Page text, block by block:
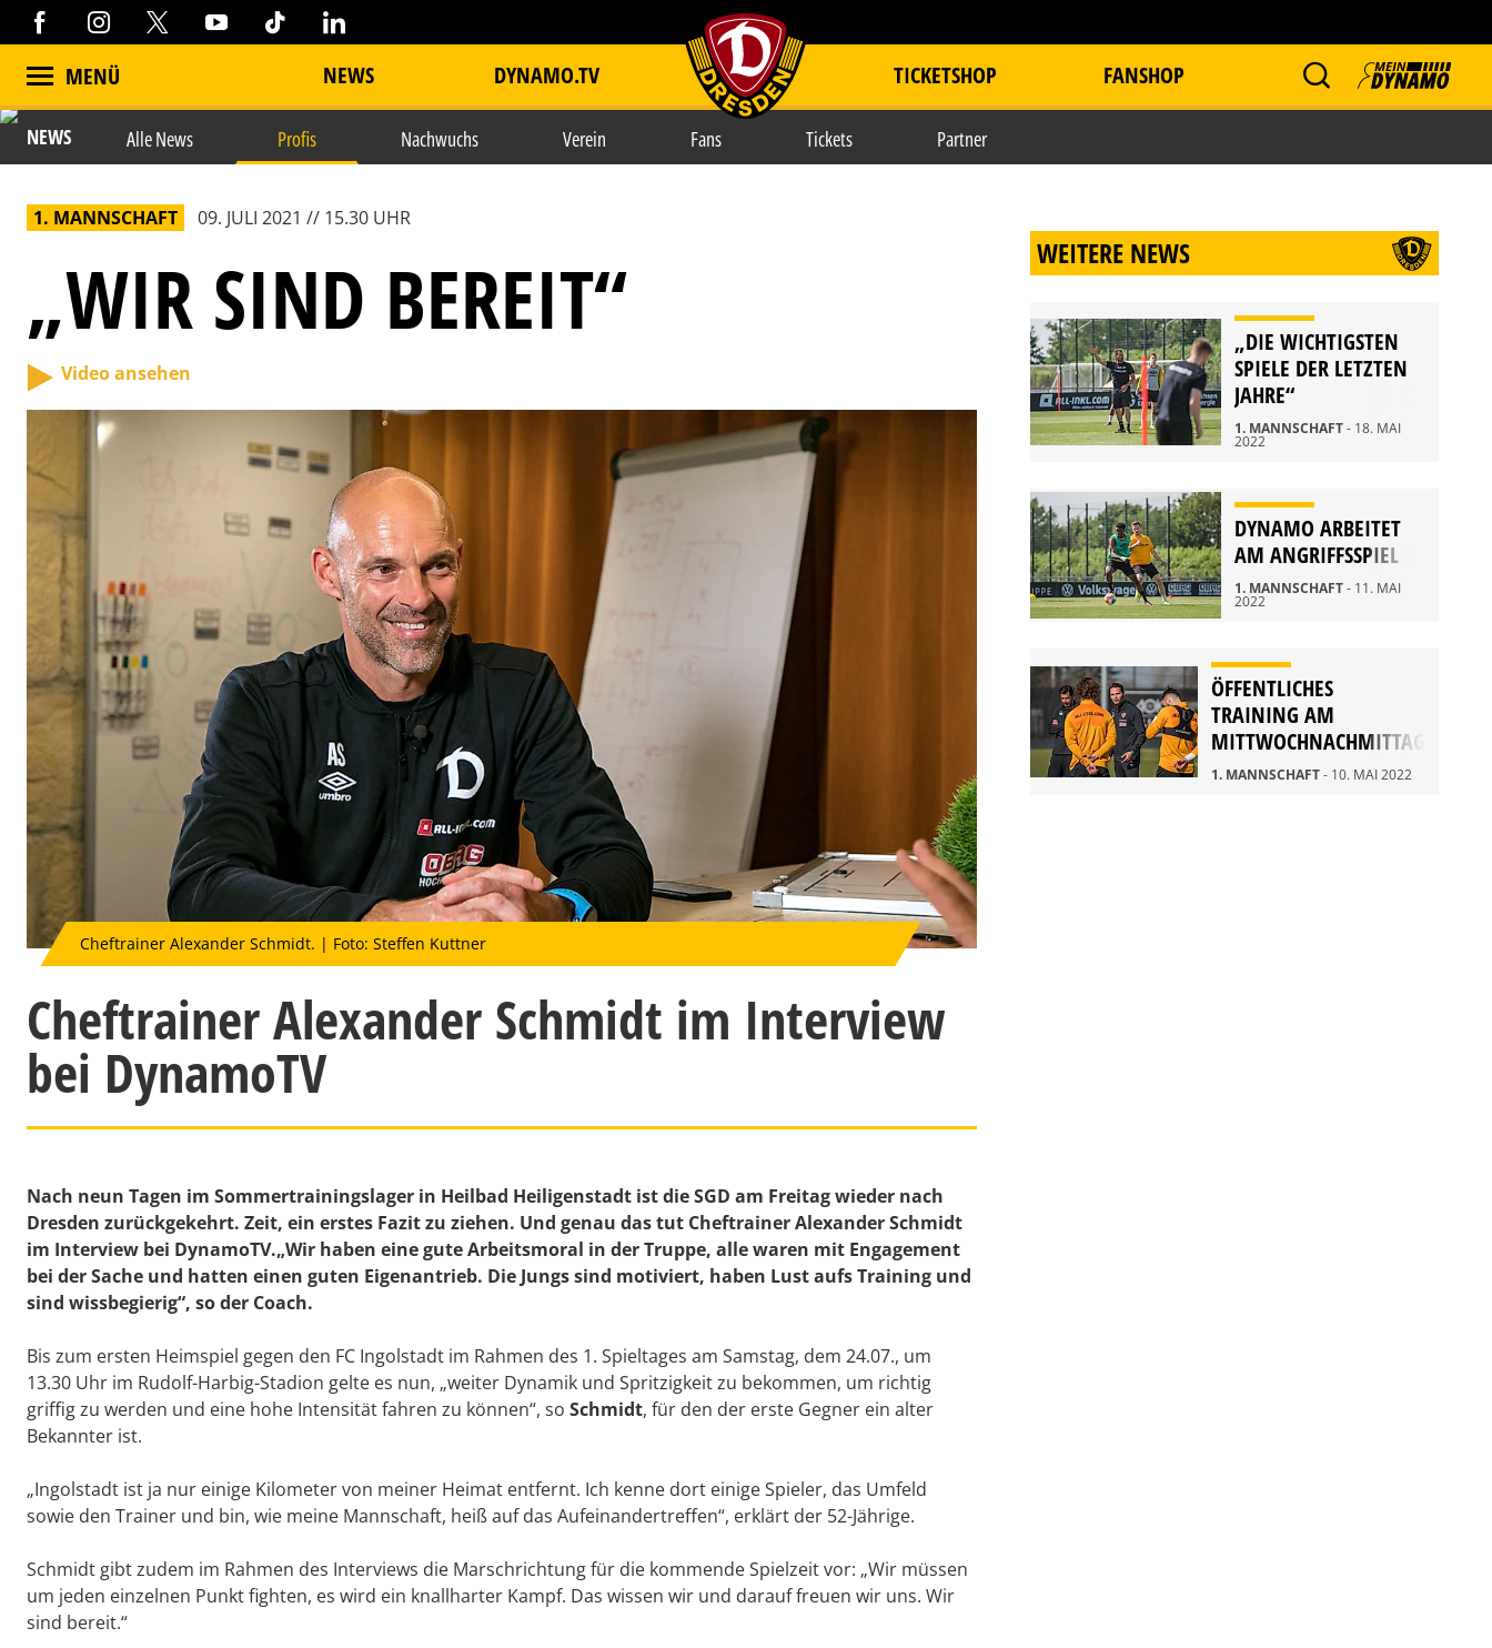
MENÜ NEWS DYNAMO.TV item.title TICKETSHOP FANSHOP
NEWS Alle News Profis Nachwuchs Verein Fans Tickets Partner
1. MANNSCHAFT 09. JULI 2021 // 15.30 UHR
„WIR SIND BEREIT“
Video ansehen
Cheftrainer Alexander Schmidt. | Foto: Steffen Kuttner
Cheftrainer Alexander Schmidt im Interview
bei DynamoTV
Nach neun Tagen im Sommertrainingslager in Heilbad Heiligenstadt ist die SGD am Freitag wieder nach
Dresden zurückgekehrt. Zeit, ein erstes Fazit zu ziehen. Und genau das tut Cheftrainer Alexander Schmidt
im Interview bei DynamoTV.„Wir haben eine gute Arbeitsmoral in der Truppe, alle waren mit Engagement
bei der Sache und hatten einen guten Eigenantrieb. Die Jungs sind motiviert, haben Lust aufs Training und
sind wissbegierig“, so der Coach.
Bis zum ersten Heimspiel gegen den FC Ingolstadt im Rahmen des 1. Spieltages am Samstag, dem 24.07., um
13.30 Uhr im Rudolf-Harbig-Stadion gelte es nun, „weiter Dynamik und Spritzigkeit zu bekommen, um richtig
griffig zu werden und eine hohe Intensität fahren zu können“, so Schmidt, für den der erste Gegner ein alter
Bekannter ist.
„Ingolstadt ist ja nur einige Kilometer von meiner Heimat entfernt. Ich kenne dort einige Spieler, das Umfeld
sowie den Trainer und bin, wie meine Mannschaft, heiß auf das Aufeinandertreffen“, erklärt der 52-Jährige.
Schmidt gibt zudem im Rahmen des Interviews die Marschrichtung für die kommende Spielzeit vor: „Wir müssen
um jeden einzelnen Punkt fighten, es wird ein knallharter Kampf. Das wissen wir und darauf freuen wir uns. Wir
sind bereit.“
WEITERE NEWS
„DIE WICHTIGSTEN
SPIELE DER LETZTEN
JAHRE“
1. MANNSCHAFT- 18. MAI
2022
DYNAMO ARBEITET
AM ANGRIFFSSPIEL
1. MANNSCHAFT- 11. MAI
2022
ÖFFENTLICHES
TRAINING AM
MITTWOCHNACHMITTAG
1. MANNSCHAFT- 10. MAI 2022